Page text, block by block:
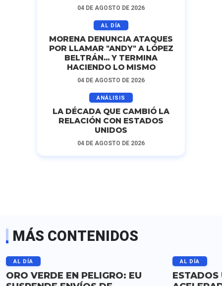
04 DE AGOSTO DE 2026
AL DÍA
MORENA DENUNCIA ATAQUES
POR LLAMAR "ANDY" A LÓPEZ
BELTRÁN... Y TERMINA
HACIENDO LO MISMO
04 DE AGOSTO DE 2026
ANÁLISIS
LA DÉCADA QUE CAMBIÓ LA
RELACIÓN CON ESTADOS
UNIDOS
04 DE AGOSTO DE 2026
MÁS CONTENIDOS
AL DÍA
ORO VERDE EN PELIGRO: EU
AL DÍA
ESTADOS